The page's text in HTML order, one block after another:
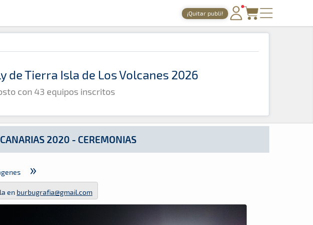
¡Quitar publi!
PORTADA
TIEMPOS ONLINE
GALERÍAS
ARCHIVO
de Tierra Isla de Los Volcanes 2026
con 43 equipos inscritos
2020 - CEREMONIAS
»
en burbugrafia@gmail.com